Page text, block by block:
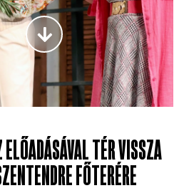
TÉR VISSZA
FŐTERÉRE